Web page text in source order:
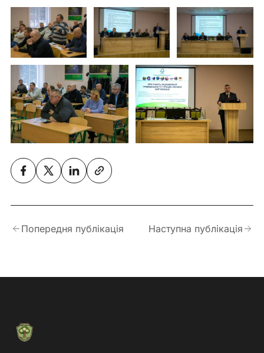
Попередня публікація Наступна публікація